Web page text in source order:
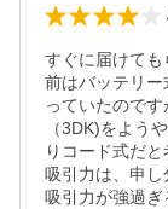
すぐに届けても
前はバッテリ
っていたので
（3DK)をよう
りコード式だと
吸引力は、申し
吸引力が強過ぎ